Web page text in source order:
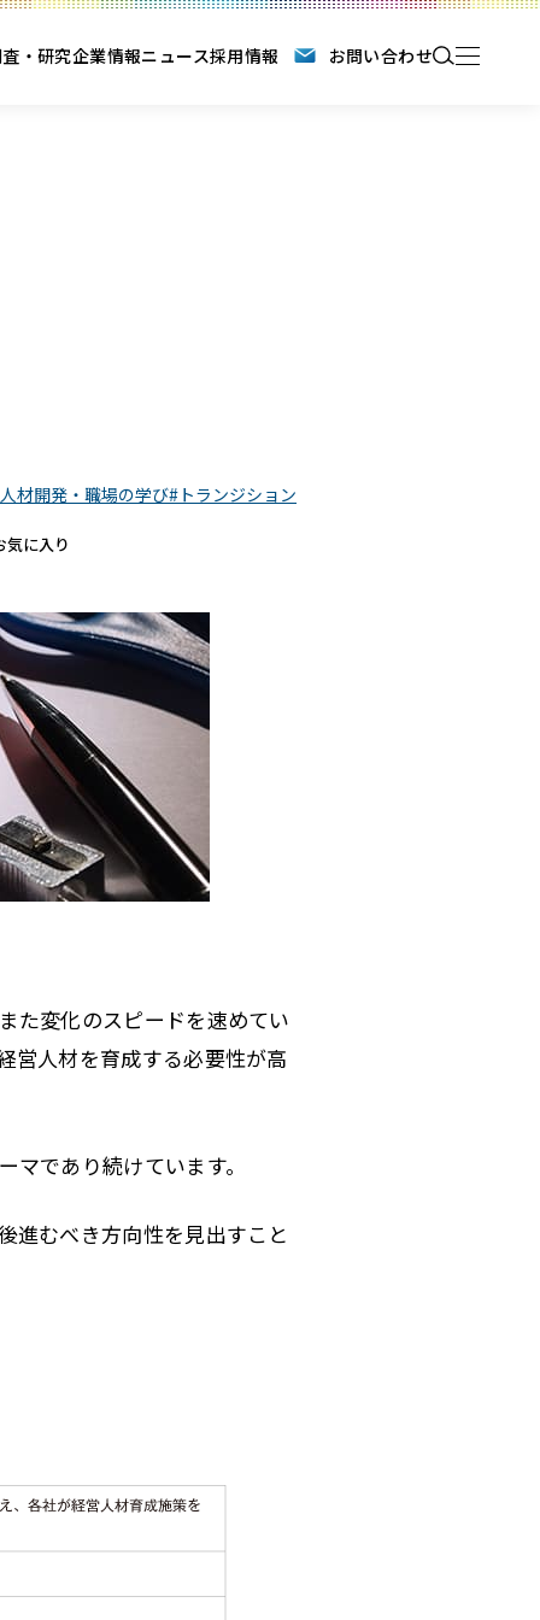
・研究企業情報ニュース採用情報 お問い合わせ
人材開発・職場の学び トランジション
気に入り
た変化のスピードを速めてい
営人材を育成する必要性が高
であり続けています。
進むべき方向性を見出すこと